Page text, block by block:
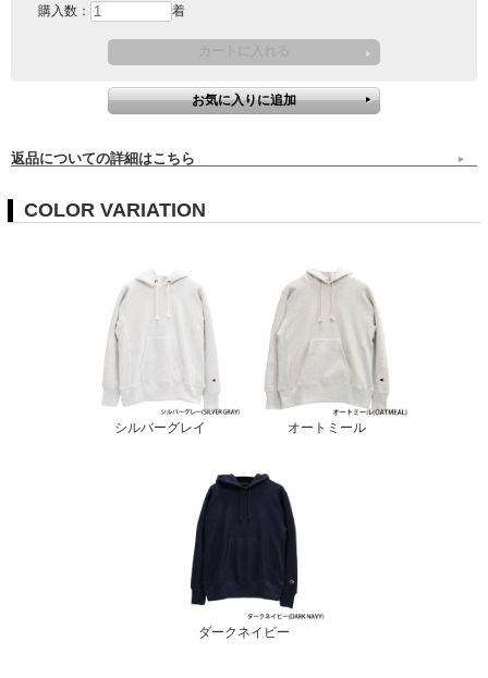
購入数： 着
返品についての詳細はこちら
COLOR VARIATION
シルバーグレイ オートミール
ダークネイビー